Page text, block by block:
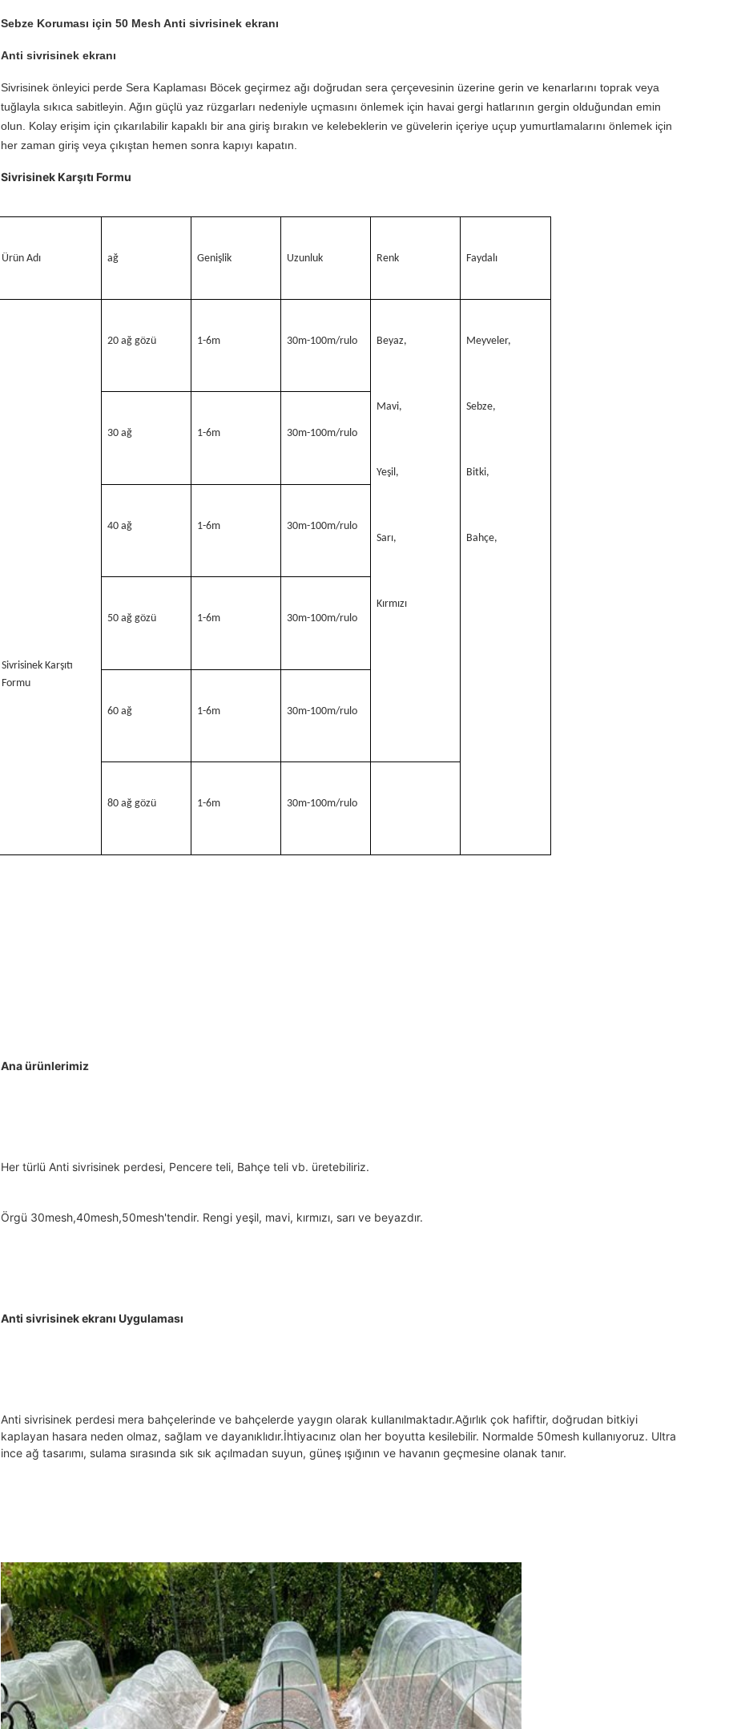
Sebze Koruması için 50 Mesh Anti sivrisinek ekranı
Anti sivrisinek ekranı
Sivrisinek önleyici perde Sera Kaplaması Böcek geçirmez ağı doğrudan sera çerçevesinin üzerine gerin ve kenarlarını toprak veya
tuğlayla sıkıca sabitleyin. Ağın güçlü yaz rüzgarları nedeniyle uçmasını önlemek için havai gergi hatlarının gergin olduğundan emin
olun. Kolay erişim için çıkarılabilir kapaklı bir ana giriş bırakın ve kelebeklerin ve güvelerin içeriye uçup yumurtlamalarını önlemek için
her zaman giriş veya çıkıştan hemen sonra kapıyı kapatın.
Sivrisinek Karşıtı Formu
Ürün Adı ağ Genişlik Uzunluk Renk Faydalı
Sivrisinek Karşıtı
Formu
20 ağ gözü 1-6m 30m-100m/rulo Beyaz,
Mavi,
Yeşil,
Sarı,
Kırmızı
Meyveler,
Sebze,
Bitki,
Bahçe,
30 ağ 1-6m 30m-100m/rulo
40 ağ 1-6m 30m-100m/rulo
50 ağ gözü 1-6m 30m-100m/rulo
60 ağ 1-6m 30m-100m/rulo
80 ağ gözü 1-6m 30m-100m/rulo
Ana ürünlerimiz
Her türlü Anti sivrisinek perdesi, Pencere teli, Bahçe teli vb. üretebiliriz.
Örgü 30mesh,40mesh,50mesh'tendir. Rengi yeşil, mavi, kırmızı, sarı ve beyazdır.
Anti sivrisinek ekranı Uygulaması
Anti sivrisinek perdesi mera bahçelerinde ve bahçelerde yaygın olarak kullanılmaktadır.Ağırlık çok hafiftir, doğrudan bitkiyi
kaplayan hasara neden olmaz, sağlam ve dayanıklıdır.İhtiyacınız olan her boyutta kesilebilir. Normalde 50mesh kullanıyoruz. Ultra
ince ağ tasarımı, sulama sırasında sık sık açılmadan suyun, güneş ışığının ve havanın geçmesine olanak tanır.